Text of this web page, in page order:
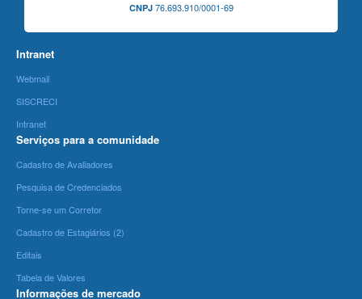
CNPJ76.693.910/0001-69
Intranet
Webmail
SISCRECI
Intranet
Serviços para a comunidade
Cadastro de Avaliadores
Pesquisa de Credenciados
Torne-se um Corretor
Cadastro de Estagiários (2)
Editais
Tabela de Valores
Informações de mercado